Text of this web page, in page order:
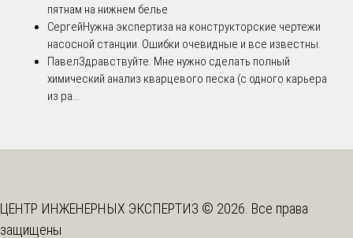
пятнам на нижнем белье
СергейНужна экспертиза на конструкторские чертежи
насосной станции. Ошибки очевидные и все известны.
ПавелЗдравствуйте. Мне нужно сделать полный
химический анализ кварцевого песка (с одного карьера
из ра...
ЦЕНТР ИНЖЕНЕРНЫХ ЭКСПЕРТИЗ © 2026. Все права
защищены